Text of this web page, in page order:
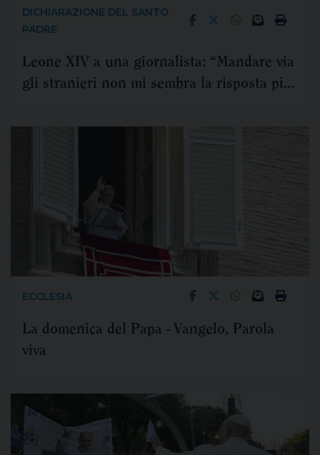
DICHIARAZIONE DEL SANTO
PADRE
Leone XIV a una giornalista: “Mandare via
gli stranieri non mi sembra la risposta più
ECCLESIA
La domenica del Papa - Vangelo, Parola
viva